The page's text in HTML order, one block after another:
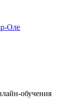
обучения